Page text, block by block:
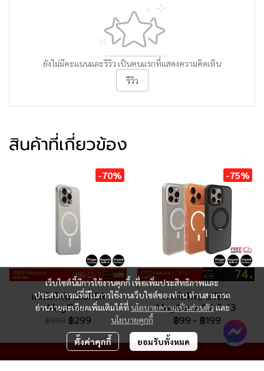
ยังไม่มีคะแนนและรีวิว เป็นคนแรกที่แสดงความคิดเห็น
รีวิว
สินค้าที่เกี่ยวข้อง
-70%
เคสไอโฟน iSUPER
MagCase
฿999 ฿299
-75%
เคสไอโฟน ZTEC
MagCase 1 / 2 /3
฿99 - ฿199
เว็บไซต์นี้มีการใช้งานคุกกี้ เพื่อเพิ่มประสิทธิภาพและ
ประสบการณ์ที่ดีในการใช้งานเว็บไซต์ของท่าน ท่านสามารถ
อ่านรายละเอียดเพิ่มเติมได้ที่ นโยบายความเป็นส่วนตัว และ
นโยบายคุกกี้
ตั้งค่าคุกกี้ ยอมรับทั้งหมด